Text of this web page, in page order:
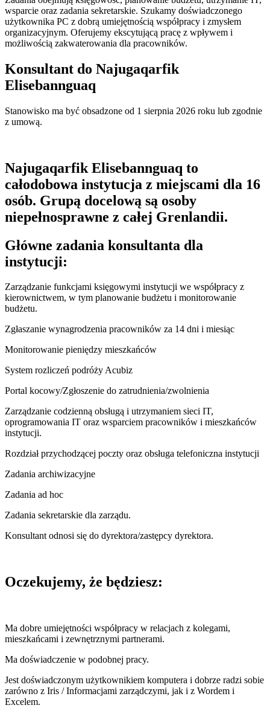
wsparcie oraz zadania sekretarskie. Szukamy doświadczonego
użytkownika PC z dobrą umiejętnością współpracy i zmysłem
organizacyjnym. Oferujemy ekscytującą pracę z wpływem i
możliwością zakwaterowania dla pracowników.
Konsultant do Najugaqarfik
Elisebannguaq
Stanowisko ma być obsadzone od 1 sierpnia 2026 roku lub zgodnie
z umową.
Najugaqarfik Elisebannguaq to
całodobowa instytucja z miejscami dla 16
osób. Grupą docelową są osoby
niepełnosprawne z całej Grenlandii.
Główne zadania konsultanta dla
instytucji:
Zarządzanie funkcjami księgowymi instytucji we współpracy z
kierownictwem, w tym planowanie budżetu i monitorowanie
budżetu.
Zgłaszanie wynagrodzenia pracowników za 14 dni i miesiąc
Monitorowanie pieniędzy mieszkańców
System rozliczeń podróży Acubiz
Portal kocowy/Zgłoszenie do zatrudnienia/zwolnienia
Zarządzanie codzienną obsługą i utrzymaniem sieci IT,
oprogramowania IT oraz wsparciem pracowników i mieszkańców
instytucji.
Rozdział przychodzącej poczty oraz obsługa telefoniczna instytucji
Zadania archiwizacyjne
Zadania ad hoc
Zadania sekretarskie dla zarządu.
Konsultant odnosi się do dyrektora/zastępcy dyrektora.
Oczekujemy, że będziesz:
Ma dobre umiejętności współpracy w relacjach z kolegami,
mieszkańcami i zewnętrznymi partnerami.
Ma doświadczenie w podobnej pracy.
Jest doświadczonym użytkownikiem komputera i dobrze radzi sobie
zarówno z Iris / Informacjami zarządczymi, jak i z Wordem i
Excelem.